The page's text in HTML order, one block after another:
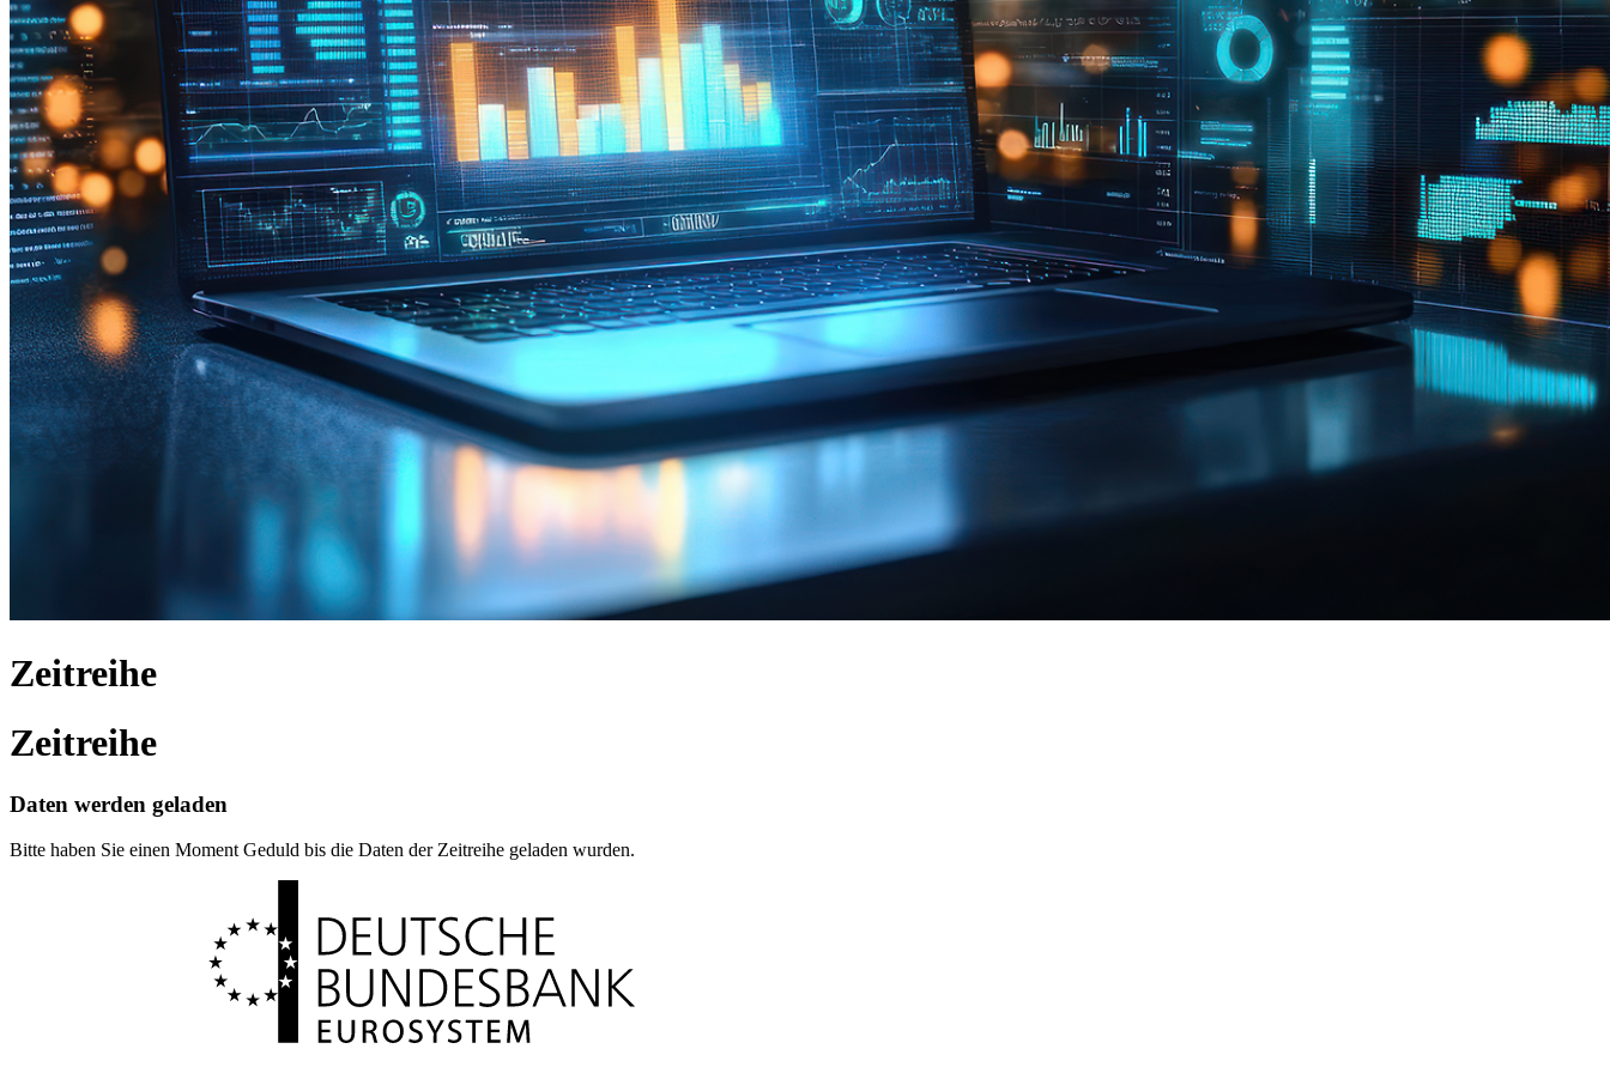
Zeitreihe
Zeitreihe
Daten werden geladen
Bitte haben Sie einen Moment Geduld bis die Daten der Zeitreihe geladen wurden.